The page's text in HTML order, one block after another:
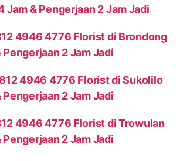
Jam & Pengerjaan 2 Jam Jadi
4946 4776 Florist di Brondong
Pengerjaan 2 Jam Jadi
4946 4776 Florist di Sukolilo
Pengerjaan 2 Jam Jadi
4946 4776 Florist di Trowulan
Pengerjaan 2 Jam Jadi